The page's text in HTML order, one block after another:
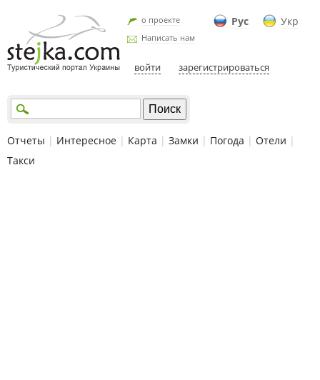
Рус Укр
о проекте
Написать нам
войти зарегистрироваться
Отчеты | Интересное | Карта | Замки | Погода | Отели |
Такси